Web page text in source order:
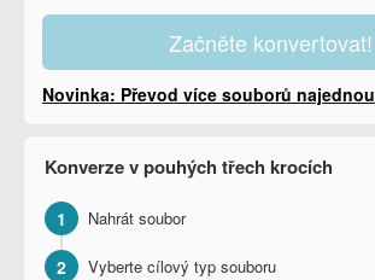
Začněte konvertovat!
Novinka: Převod více souborů najednou
Konverze v pouhých třech krocích
1 Nahrát soubor
2 Vyberte cílový typ souboru